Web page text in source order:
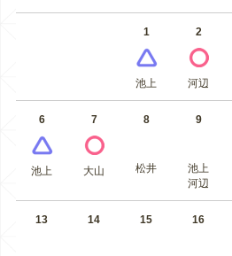
1
池上
2
河辺
6
池上
7
大山
8
松井
9
池上
河辺
13 14 15 16